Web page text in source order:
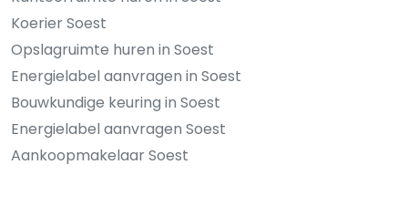
Koerier Soest
Opslagruimte huren in Soest
Energielabel aanvragen in Soest
Bouwkundige keuring in Soest
Energielabel aanvragen Soest
Aankoopmakelaar Soest